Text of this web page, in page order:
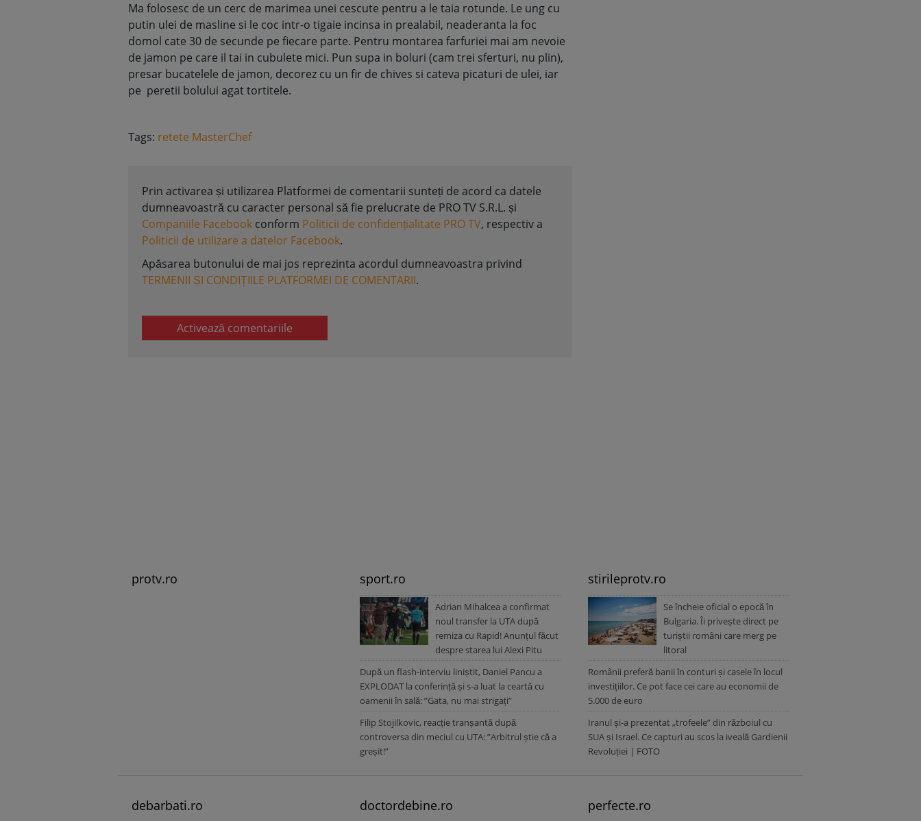
Ma folosesc de un cerc de marimea unei cescute pentru a le taia rotunde. Le ung cu
putin ulei de masline si le coc intr-o tigaie incinsa in prealabil, neaderanta la foc
domol cate 30 de secunde pe fiecare parte. Pentru montarea farfuriei mai am nevoie
de jamon pe care il tai in cubulete mici. Pun supa in boluri (cam trei sferturi, nu plin),
presar bucatelele de jamon, decorez cu un fir de chives si cateva picaturi de ulei, iar
pe peretii bolului agat tortitele.
Tags: retete MasterChef
Prin activarea și utilizarea Platformei de comentarii sunteți de acord ca datele
dumneavoastră cu caracter personal să fie prelucrate de PRO TV S.R.L. și
Companiile Facebook conform Politicii de confidențialitate PRO TV, respectiv a
Politicii de utilizare a datelor Facebook.
Apăsarea butonului de mai jos reprezinta acordul dumneavoastra privind
TERMENII ȘI CONDIȚIILE PLATFORMEI DE COMENTARII.
Activează comentariile
protv.ro sport.ro
Adrian Mihalcea a confirmat
noul transfer la UTA după
remiza cu Rapid! Anunțul făcut
despre starea lui Alexi Pitu
După un flash-interviu liniștit, Daniel Pancu a
EXPLODAT la conferință și s-a luat la ceartă cu
oamenii în sală: ”Gata, nu mai strigați”
Filip Stojilkovic, reacție tranșantă după
controversa din meciul cu UTA: ”Arbitrul știe că a
greșit!”
stirileprotv.ro
Se încheie oficial o epocă în
Bulgaria. Îi privește direct pe
turiștii români care merg pe
litoral
Românii preferă banii în conturi și casele în locul
investițiilor. Ce pot face cei care au economii de
5.000 de euro
Iranul și-a prezentat „trofeele” din războiul cu
SUA și Israel. Ce capturi au scos la iveală Gardienii
Revoluției | FOTO
debarbati.ro doctordebine.ro perfecte.ro